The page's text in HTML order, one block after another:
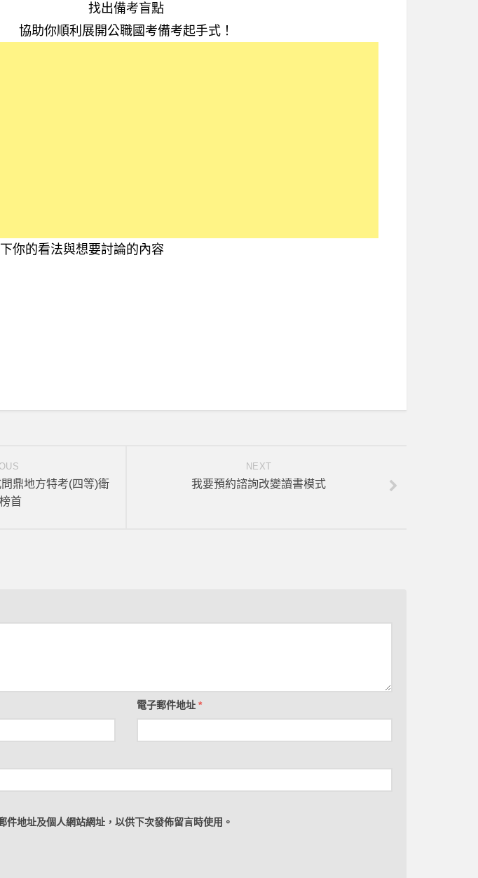
找出備考盲點
協助你順利展開公職國考備考起手式！
你的看法與想要討論的內容
NEXT
我要預約諮詢改變讀書模式
鼎地方特考(四等)衛
首
電子郵件地址*
件地址及個人網站網址，以供下次發佈留言時使用。